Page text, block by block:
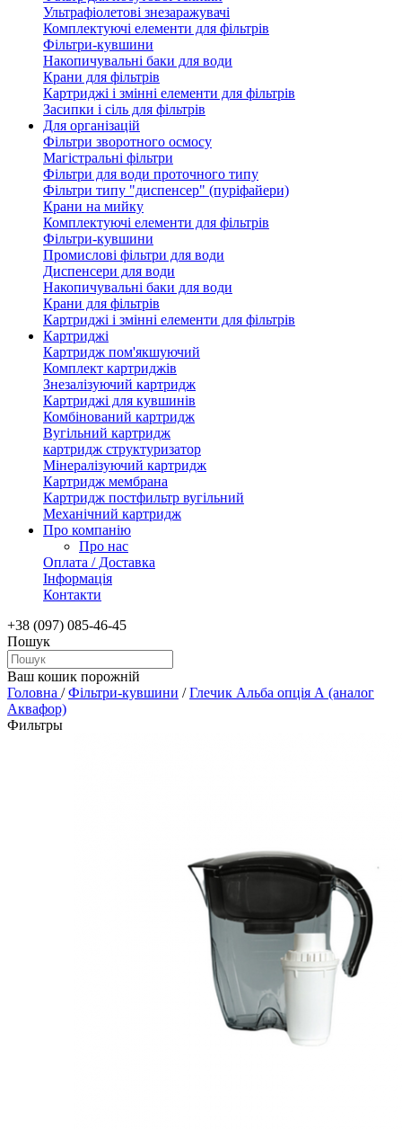
Ультрафіолетові знезаражувачі
Комплектуючі елементи для фільтрів
Фільтри-кувшини
Накопичувальні баки для води
Крани для фільтрів
Картриджі і змінні елементи для фільтрів
Засипки і сіль для фільтрів
Для організацій
Фільтри зворотного осмосу
Магістральні фільтри
Фільтри для води проточного типу
Фільтри типу "диспенсер" (пуріфайери)
Крани на мийку
Комплектуючі елементи для фільтрів
Фільтри-кувшини
Промислові фільтри для води
Диспенсери для води
Накопичувальні баки для води
Крани для фільтрів
Картриджі і змінні елементи для фільтрів
Картриджі
Картридж пом'якшуючий
Комплект картриджів
Знезалізуючий картридж
Картриджі для кувшинів
Комбінований картридж
Вугільний картридж
картридж структуризатор
Мінералізуючий картридж
Картридж мембрана
Картридж постфильтр вугільний
Механічний картридж
Про компанію
Про нас
Оплата / Доставка
Інформація
Контакти
+38 (097) 085-46-45
Пошук
Ваш кошик порожній
Головна /Фільтри-кувшини /Глечик Альба опція А (аналог
Аквафор)
Фильтры